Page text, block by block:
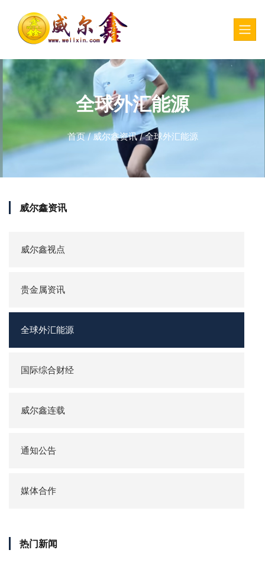
全球外汇能源
首页/威尔鑫资讯/全球外汇能源
威尔鑫资讯
威尔鑫视点
贵金属资讯
全球外汇能源
国际综合财经
威尔鑫连载
通知公告
媒体合作
热门新闻